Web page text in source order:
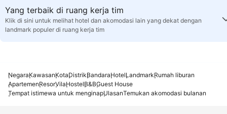
Yang terbaik di ruang kerja tim
Klik di sini untuk melihat hotel dan akomodasi lain yang dekat dengan
landmark populer di ruang kerja tim
NegaraKawasanKotaDistrikBandaraHotelLandmarkRumah liburan
ApartemenResorVilaHostelB&BGuest House
Tempat istimewa untuk menginapUlasanTemukan akomodasi bulanan